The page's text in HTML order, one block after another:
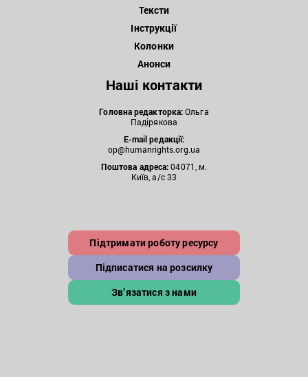
Тексти
Інструкції
Колонки
Анонси
Наші контакти
Головна редакторка:Ольга
Падірякова
E-mail редакції:
op@humanrights.org.ua
Поштова адреса:04071, м.
Київ, а/с 33
Підтримати роботу ресурсу
Підписатися на розсилку
Зв’язатися з нами